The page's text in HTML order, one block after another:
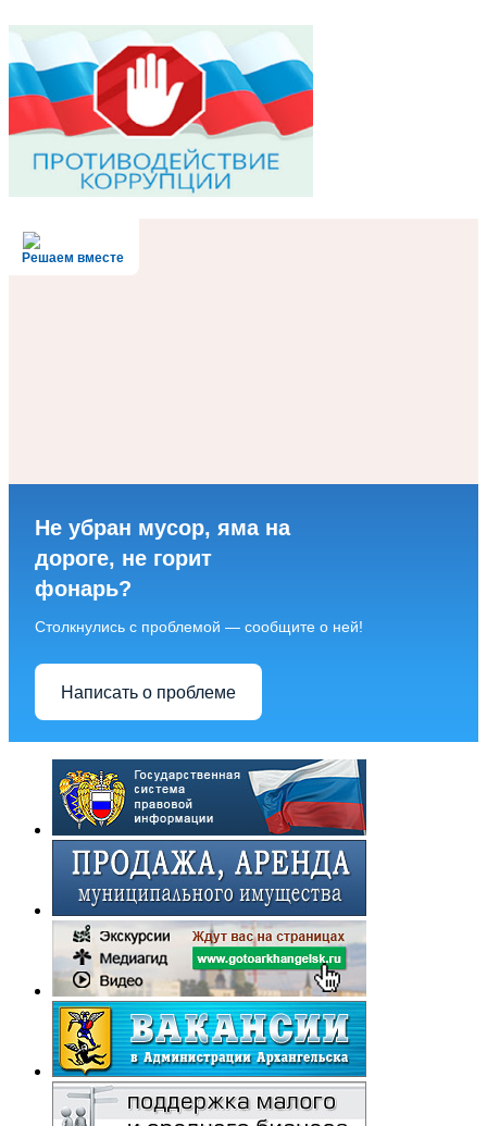
Решаем вместе
Не убран мусор, яма на
дороге, не горит
фонарь?
Столкнулись с проблемой — сообщите о ней!
Написать о проблеме